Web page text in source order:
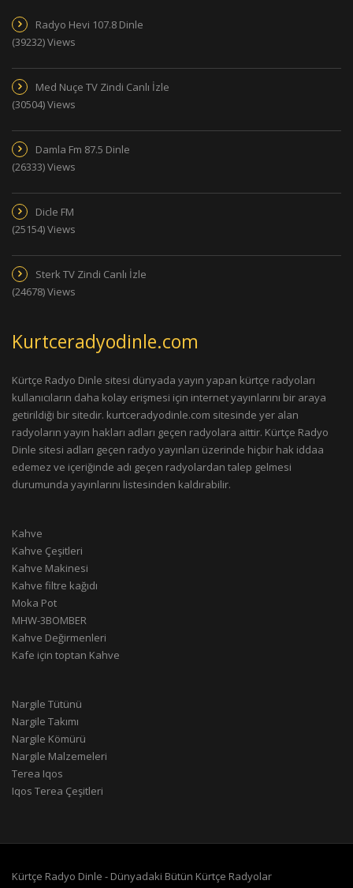
Radyo Hevi 107.8 Dinle
(39232) Views
Med Nuçe TV Zindi Canlı İzle
(30504) Views
Damla Fm 87.5 Dinle
(26333) Views
Dicle FM
(25154) Views
Sterk TV Zindi Canlı İzle
(24678) Views
Kurtceradyodinle.com
Kürtçe Radyo Dinle sitesi dünyada yayın yapan kürtçe radyoları
kullanıcıların daha kolay erişmesi için internet yayınlarını bir araya
getirildiği bir sitedir. kurtceradyodinle.com sitesinde yer alan
radyoların yayın hakları adları geçen radyolara aittir. Kürtçe Radyo
Dinle sitesi adları geçen radyo yayınları üzerinde hiçbir hak iddaa
edemez ve içeriğinde adı geçen radyolardan talep gelmesi
durumunda yayınlarını listesinden kaldırabilir.
Kahve
Kahve Çeşitleri
Kahve Makinesi
Kahve filtre kağıdı
Moka Pot
MHW-3BOMBER
Kahve Değirmenleri
Kafe için toptan Kahve
Nargile Tütünü
Nargile Takımı
Nargile Kömürü
Nargile Malzemeleri
Terea Iqos
Iqos Terea Çeşitleri
Kürtçe Radyo Dinle - Dünyadaki Bütün Kürtçe Radyolar